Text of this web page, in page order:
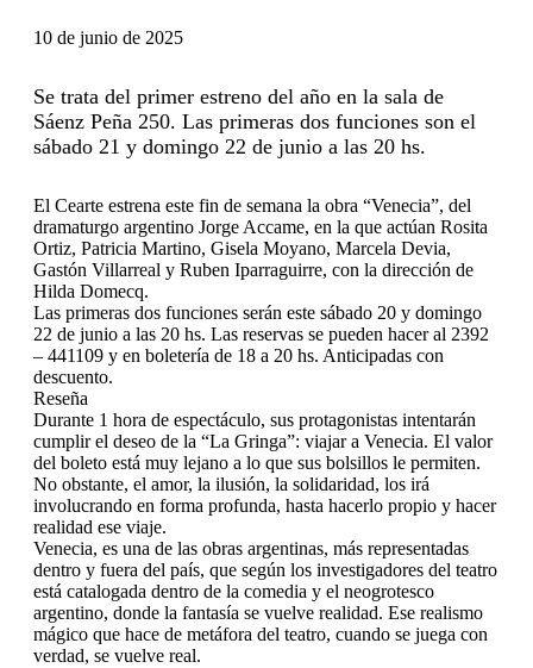
10 de junio de 2025
Se trata del primer estreno del año en la sala de
Sáenz Peña 250. Las primeras dos funciones son el
sábado 21 y domingo 22 de junio a las 20 hs.
El Cearte estrena este fin de semana la obra “Venecia”, del
dramaturgo argentino Jorge Accame, en la que actúan Rosita
Ortiz, Patricia Martino, Gisela Moyano, Marcela Devia,
Gastón Villarreal y Ruben Iparraguirre, con la dirección de
Hilda Domecq.
Las primeras dos funciones serán este sábado 20 y domingo
22 de junio a las 20 hs. Las reservas se pueden hacer al 2392
– 441109 y en boletería de 18 a 20 hs. Anticipadas con
descuento.
Reseña
Durante 1 hora de espectáculo, sus protagonistas intentarán
cumplir el deseo de la “La Gringa”: viajar a Venecia. El valor
del boleto está muy lejano a lo que sus bolsillos le permiten.
No obstante, el amor, la ilusión, la solidaridad, los irá
involucrando en forma profunda, hasta hacerlo propio y hacer
realidad ese viaje.
Venecia, es una de las obras argentinas, más representadas
dentro y fuera del país, que según los investigadores del teatro
está catalogada dentro de la comedia y el neogrotesco
argentino, donde la fantasía se vuelve realidad. Ese realismo
mágico que hace de metáfora del teatro, cuando se juega con
verdad, se vuelve real.